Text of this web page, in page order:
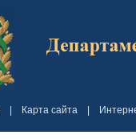
Карта сайта